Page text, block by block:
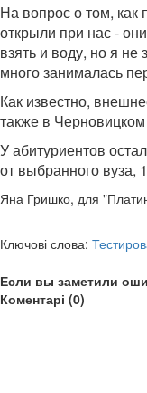
На вопрос о том, как
открыли при нас -
взять и воду, но я
много занималась
Как известно,
также в
У абитуриентов
от выбранного
Яна Гришко, для
Ключові слова:
Если вы заметили
Коментарі (0)